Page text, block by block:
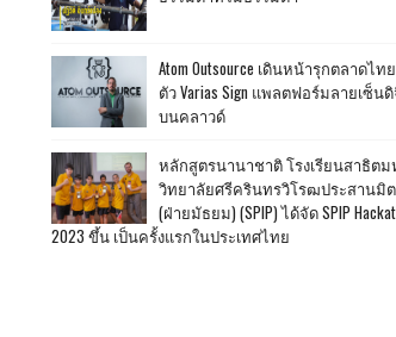
Atom Outsource เดินหน้ารุกตลาดไท
ตัว Varias Sign แพลตฟอร์มลายเซ็น
บนคลาวด์
หลักสูตรนานาชาติ โรงเรียนสาธิตม
วิทยาลัยศรีครินทรวิโรฒประสานมิ
(ฝ่ายมัธยม) (SPIP) ได้จัด SPIP
2023 ขึ้น เป็นครั้งแรกในประเทศไทย